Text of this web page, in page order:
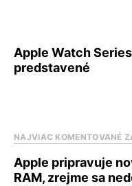
Apple Watch
predstavené
NAJVIAC KOMENTOVANÉ
Apple pripravuje
RAM, zrejme sa